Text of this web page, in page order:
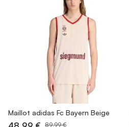
Maillot adidas Fc Bayern Beige
89,99 €